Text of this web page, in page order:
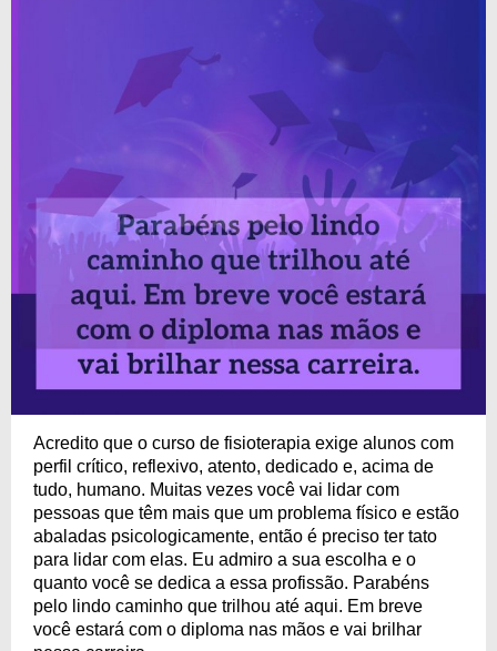
Acredito que o curso de fisioterapia exige alunos com
perfil crítico, reflexivo, atento, dedicado e, acima de
tudo, humano. Muitas vezes você vai lidar com
pessoas que têm mais que um problema físico e estão
abaladas psicologicamente, então é preciso ter tato
para lidar com elas. Eu admiro a sua escolha e o
quanto você se dedica a essa profissão. Parabéns
pelo lindo caminho que trilhou até aqui. Em breve
você estará com o diploma nas mãos e vai brilhar